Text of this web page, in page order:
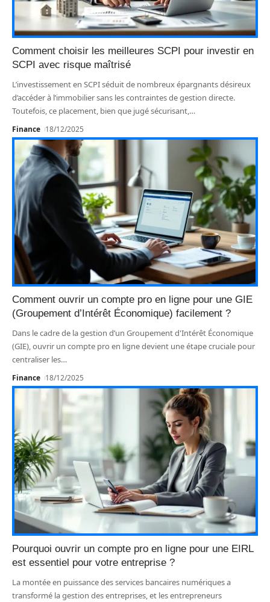
Comment choisir les meilleures SCPI pour investir en
SCPI avec risque maîtrisé
L’investissement en SCPI séduit de nombreux épargnants désireux
d’accéder à l’immobilier sans les contraintes de gestion directe.
Toutefois, ce placement, bien que jugé sécurisant, …
Finance 18/12/2025
Comment ouvrir un compte pro en ligne pour une GIE
(Groupement d’Intérêt Économique) facilement ?
Dans le cadre de la gestion d’un Groupement d'Intérêt Économique
(GIE), ouvrir un compte pro en ligne devient une étape cruciale pour
centraliser les…
Finance 18/12/2025
Pourquoi ouvrir un compte pro en ligne pour une EIRL
est essentiel pour votre entreprise ?
La montée en puissance des services bancaires numériques a
transformé la gestion des entreprises, et les entrepreneurs